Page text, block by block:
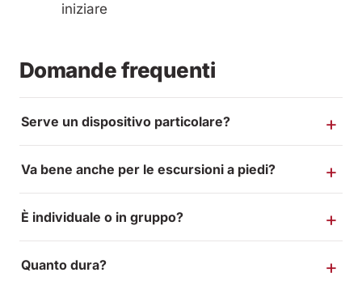
iniziare
Domande frequenti
Serve un dispositivo particolare?
Va bene anche per le escursioni a piedi?
È individuale o in gruppo?
Quanto dura?